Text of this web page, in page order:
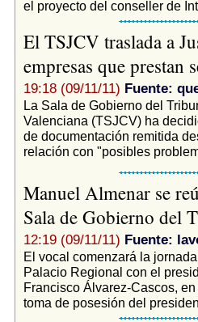
el proyecto del conseller de
El TSJCV traslada a
empresas que prestan
19:18 (09/11/11) Fuente:
La Sala de Gobierno del
Valenciana (TSJCV) ha
de documentación remitida
relación con "posibles
Manuel Almenar se
Sala de Gobierno del
12:19 (09/11/11) Fuente:
El vocal comenzará la
Palacio Regional con el
Francisco Álvarez-Cascos,
toma de posesión del